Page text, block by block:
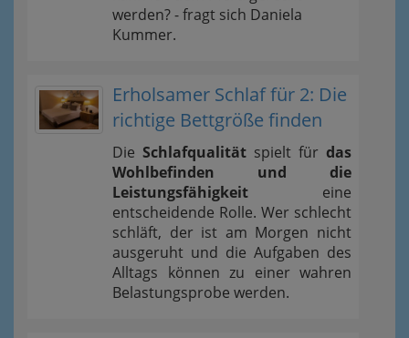
werden? - fragt sich Daniela
Kummer.
Erholsamer Schlaf für 2: Die
richtige Bettgröße finden
Die Schlafqualität spielt für das
Wohlbefinden und die
Leistungsfähigkeit eine
entscheidende Rolle. Wer schlecht
schläft, der ist am Morgen nicht
ausgeruht und die Aufgaben des
Alltags können zu einer wahren
Belastungsprobe werden.